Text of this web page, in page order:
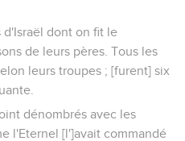
d'Israël dont on fit le
de leurs pères. Tous les
leurs troupes ; [furent] six
dénombrés avec les
l'Eternel [l']avait commandé